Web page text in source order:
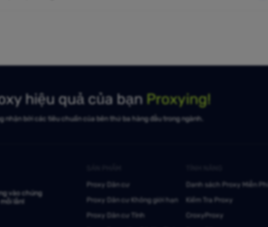
hiệu quả của bạn Proxying!
nhận bởi các tiêu chuẩn của bên thứ ba hàng đầu trong ngành.
vào chúng
lần!
Proxy Dân cư
Proxy Dân cư Không giới hạn
Proxy Dân cư Tĩnh
Danh sách Proxy Miễn Phí
Kiểm Tra Proxy
CroxyProxy